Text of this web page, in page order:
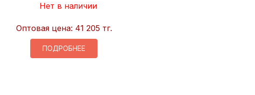
Нет в наличии
Оптовая цена: 41 205 тг.
ПОДРОБНЕЕ